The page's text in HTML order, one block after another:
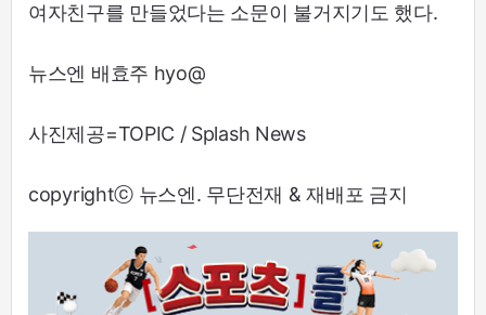
여자친구를 만들었다는 소문이 불거지기도 했다.
뉴스엔 배효주 hyo@
사진제공=TOPIC / Splash News
copyrightⓒ 뉴스엔. 무단전재 & 재배포 금지